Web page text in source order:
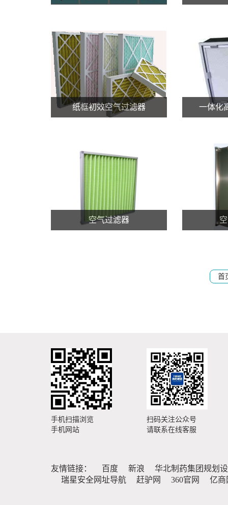
纸框初效空气过滤器 一体化
空气过滤器
首
手机扫描浏览
手机网站
扫码关注公众号
请联系在线客服
友情链接： 百度 新浪
华北制药集团规划
瑞星安全网址导航
赶驴网 360官网 亿商